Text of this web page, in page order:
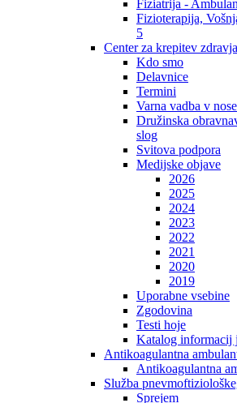
Fiziatrija -
Fizioterapija,
5
Center za krepitev
Kdo smo
Delavnice
Termini
Varna vadba v
Družinska
slog
Svitova podpora
Medijske objave
2026
2025
2024
2023
2022
2021
2020
2019
Uporabne vsebine
Zgodovina
Testi hoje
Katalog informacij
Antikoagulantna
Antikoagulantna
Služba
Sprejem